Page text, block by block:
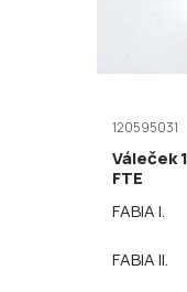
120595031
Váleček
FTE
FABIA I.
FABIA II.